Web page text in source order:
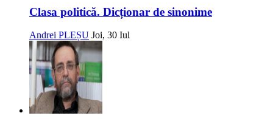
Clasa politică. Dicționar de sinonime
Andrei PLEȘU Joi, 30 Iul